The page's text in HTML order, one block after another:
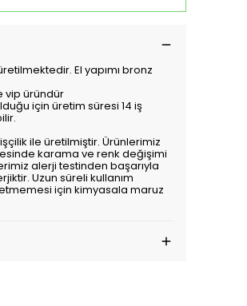
El yapımı bronz
vip üründür
için üretim süresi 14 iş
ile üretilmiştir. Ürünlerimiz
karama ve renk değişimi
alerji testinden başarıyla
Uzun süreli kullanım
için kimyasala maruz